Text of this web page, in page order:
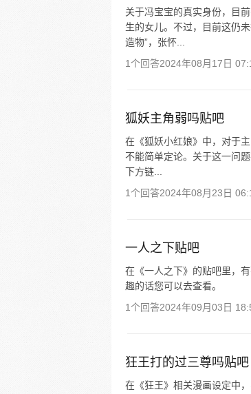
关于冯宝宝的真实身份，目
生的女儿。不过，目前这仍
造物”，张怀...
1个回答2024年08月17日
狐妖主角弱吗贴吧
在《狐妖小红娘》中，对于
不能简单定论。关于这一问
下方链...
1个回答2024年08月23日
一人之下贴吧
在《一人之下》的贴吧里，
趣的话您可以去查看。
1个回答2024年09月03日
狂王打的过三尊吗贴吧
在《狂王》相关漫画设定中